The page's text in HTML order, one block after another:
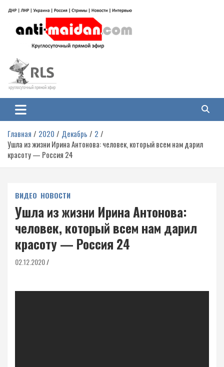
содержимому
Антимайдан: Гражданская война
на Украине
гражданской войне на Украине, включая события в Новороссии, ДНР,
ЛНР и других регионах.
Главная 2020 Декабрь
2
Ушла из жизни Ирина Антонова: человек, который всем нам дарил
красоту — Россия 24
ВИДЕО НОВОСТИ
Ушла из жизни Ирина Антонова:
человек, который всем нам дарил
красоту — Россия 24
02.12.2020